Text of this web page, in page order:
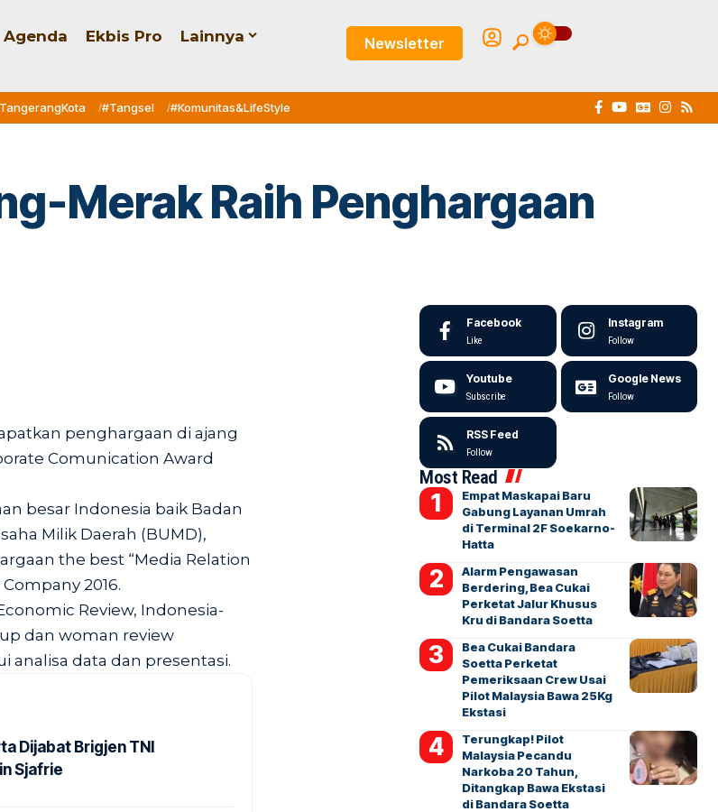
Agenda Ekbis Pro Lainnya Newsletter
#Tangsel #Komunitas&LifeStyle
Merak Raih Penghargaan
penghargaan di ajang
Comunication Award
besar Indonesia baik Badan
Milik Daerah (BUMD),
the best “Media Relation
2016.
Review, Indonesia-
dan woman review
data dan presentasi.
Dijabat Brigjen TNI
Sjafrie
Facebook
Like
Instagram
Follow
Youtube
Subscribe
Google News
Follow
RSS Feed
Follow
Most Read
Empat Maskapai Baru
Gabung Layanan Umrah
di Terminal 2F Soekarno-
Hatta
Alarm Pengawasan
Berdering, Bea Cukai
Perketat Jalur Khusus
Kru di Bandara Soetta
Bea Cukai Bandara
Soetta Perketat
Pemeriksaan Crew Usai
Pilot Malaysia Bawa 25Kg
Ekstasi
Terungkap! Pilot
Malaysia Pecandu
Narkoba 20 Tahun,
Ditangkap Bawa Ekstasi
di Bandara Soetta